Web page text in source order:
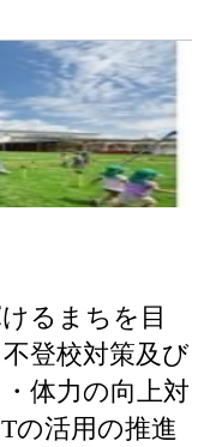
るまちを目
登校対策及び
体力の向上対
の活用の推進